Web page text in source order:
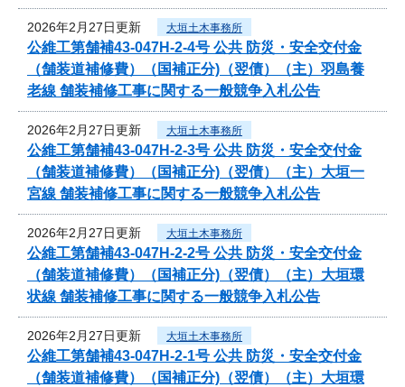
2026年2月27日更新 大垣土木事務所
公維工第舗補43-047H-2-4号 公共 防災・安全交付金
（舗装道補修費）（国補正分)（翌債）（主）羽島養
老線 舗装補修工事に関する一般競争入札公告
2026年2月27日更新 大垣土木事務所
公維工第舗補43-047H-2-3号 公共 防災・安全交付金
（舗装道補修費）（国補正分)（翌債）（主）大垣一
宮線 舗装補修工事に関する一般競争入札公告
2026年2月27日更新 大垣土木事務所
公維工第舗補43-047H-2-2号 公共 防災・安全交付金
（舗装道補修費）（国補正分)（翌債）（主）大垣環
状線 舗装補修工事に関する一般競争入札公告
2026年2月27日更新 大垣土木事務所
公維工第舗補43-047H-2-1号 公共 防災・安全交付金
（舗装道補修費）（国補正分)（翌債）（主）大垣環